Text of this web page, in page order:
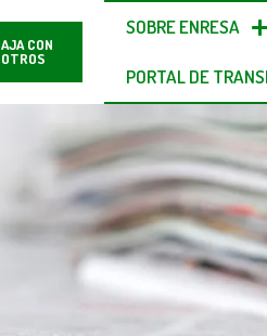
CON
SOBRE ENRESA
PORTAL DE